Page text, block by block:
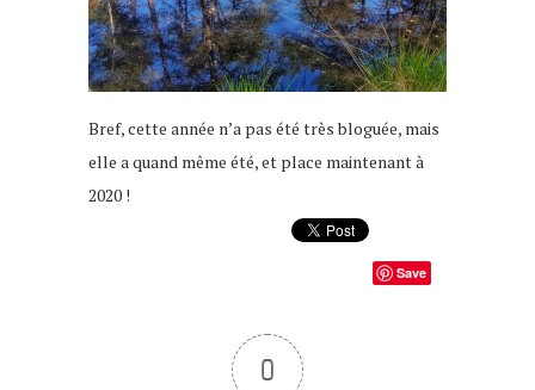
Bref, cette année n’a pas été très bloguée, mais
elle a quand même été, et place maintenant à
2020 !
Save
0